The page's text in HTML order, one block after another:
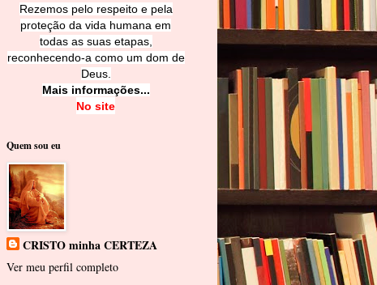
Rezemos pelo respeito e pela
proteção da vida humana em
todas as suas etapas,
reconhecendo-a como um dom de
Deus.
Mais informações...
No site
Quem sou eu
CRISTO minha CERTEZA
Ver meu perfil completo